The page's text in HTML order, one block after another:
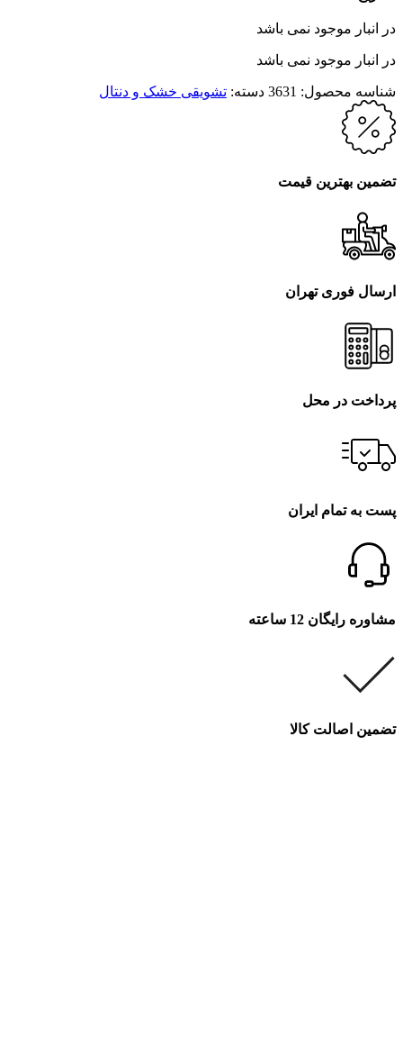
در انبار موجود نمی باشد
در انبار موجود نمی باشد
شناسه محصول: 3631 دسته: تشویقی خشک و دنتال
تضمین بهترین قیمت
ارسال فوری تهران
پرداخت در محل
پست به تمام ایران
مشاوره رایگان 12 ساعته
تضمین اصالت کالا